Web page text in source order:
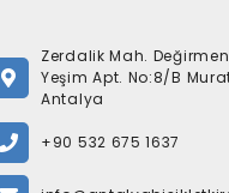
Zerdalik Mah.
Yeşim Apt. No:8/B
Antalya
+90 532 675 1637